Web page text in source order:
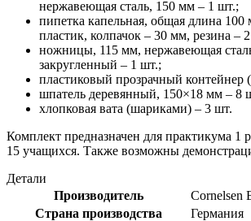
нержавеющая сталь, 150 мм – 1 шт.;
пипетка капельная, общая длина
пластик, колпачок – 30 мм, резина –
ножницы, 115 мм, нержавеющая
закругленный – 1 шт.;
пластиковый прозрачный
шпатель деревянный, 150×18 мм – 8
хлопковая вата (шариками) – 3 шт.
Комплект предназначен для практикума 1
15 учащихся. Также возможны
Детали
Производитель
Cornelsen
Страна производства
Германия